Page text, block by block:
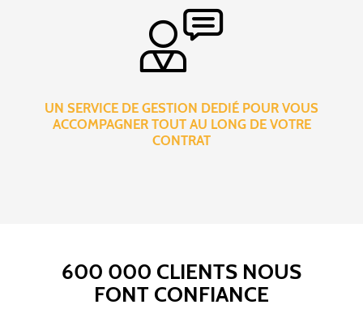
UN SERVICE DE GESTION DEDIÉ POUR VOUS
ACCOMPAGNER TOUT AU LONG DE VOTRE
CONTRAT
600 000 CLIENTS NOUS
FONT CONFIANCE